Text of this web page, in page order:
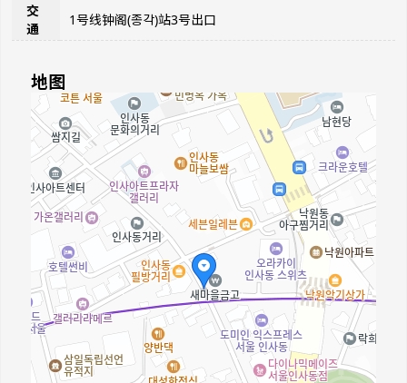
交
通
1号线钟阁(종각)站3号出口
地图